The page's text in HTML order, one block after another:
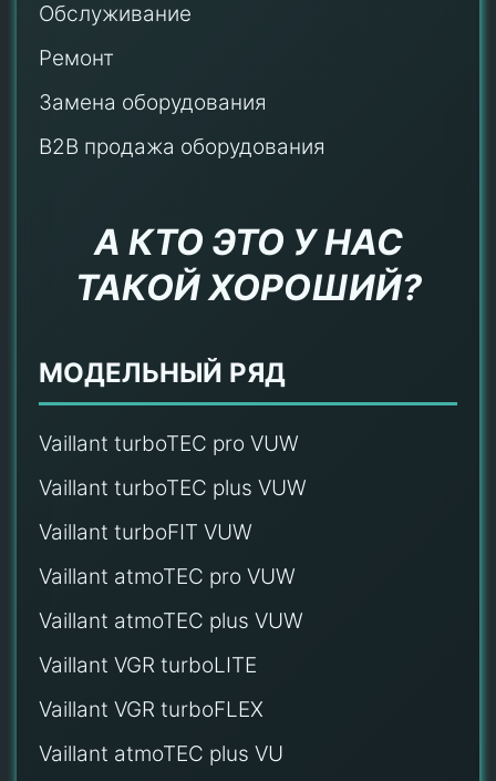
Обслуживание
Ремонт
Замена оборудования
B2B продажа оборудования
А КТО ЭТО У НАС
ТАКОЙ ХОРОШИЙ?
МОДЕЛЬНЫЙ РЯД
Vaillant turboTEC pro VUW
Vaillant turboTEC plus VUW
Vaillant turboFIT VUW
Vaillant atmoTEC pro VUW
Vaillant atmoTEC plus VUW
Vaillant VGR turboLITE
Vaillant VGR turboFLEX
Vaillant atmoTEC plus VU